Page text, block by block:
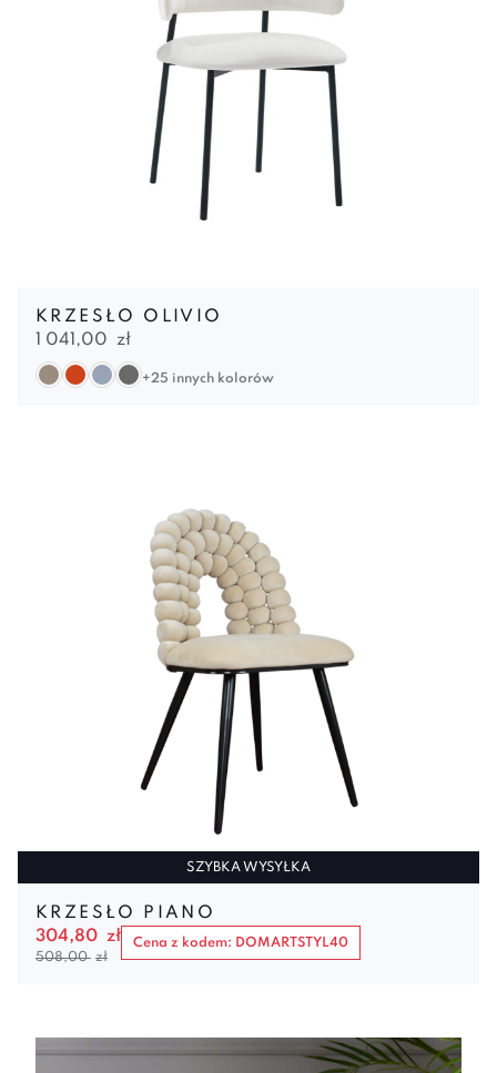
KRZESŁO OLIVIO
1 041,00 zł
+25 innych kolorów
SZYBKA WYSYŁKA
KRZESŁO PIANO
304,80 zł
508,00 zł
Cena z kodem: DOMARTSTYL40